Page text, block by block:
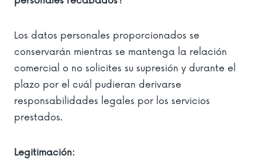
Los datos personales proporcionados se
conservarán mientras se mantenga la relación
comercial o no solicites su supresión y durante el
plazo por el cuál pudieran derivarse
responsabilidades legales por los servicios
prestados.
Legitimación: